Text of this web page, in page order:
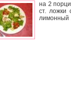
на 2
ст. ложки
лимонный